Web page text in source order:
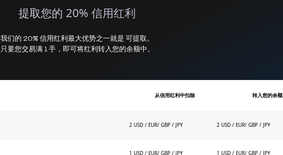
提取您的 20% 信用红利
我们的 20% 信用红利最大优势之一就是 可提取。
只要您交易满 1 手，即可将红利转入您的余额中。
从信用红利中扣除 转入您的余额
2 USD / EUR/ GBP / JPY 2 USD / EUR/ GBP / JPY
1 USD / EUR/ GBP / JPY 1 USD / EUR/ GBP / JPY